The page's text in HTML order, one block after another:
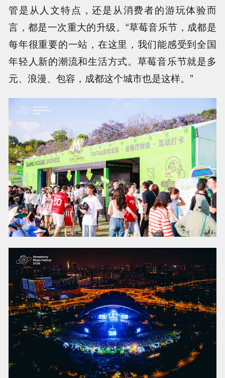
管是从人文特点，还是从消费者的游玩体验而
言，都是一次重大的升级。“草莓音乐节，成都是
每年很重要的一站，在这里，我们能感受到全国
年轻人新的潮流和生活方式。草莓音乐节就是多
元、浪漫、包容，成都这个城市也是这样。”